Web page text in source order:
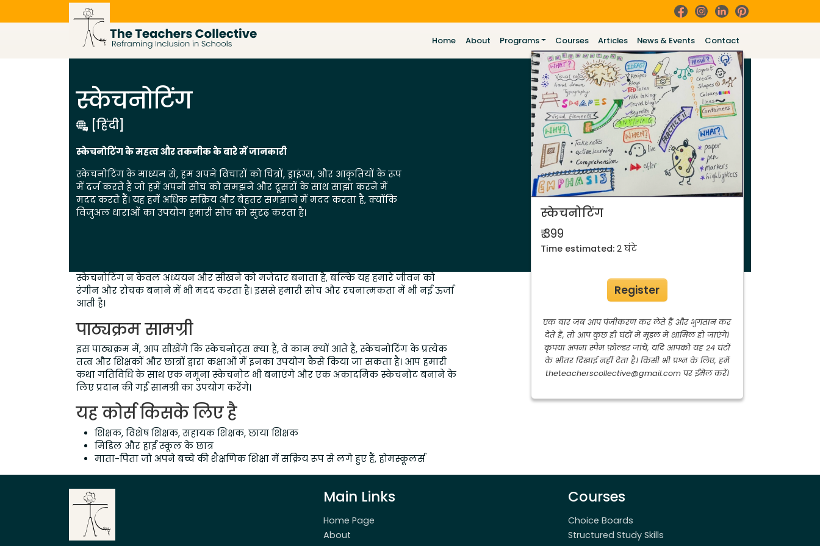
Home About Programs Courses Articles News & Events Contact
स्केचनोटिंग
[हिंदी]
स्केचनोटिंग के महत्व और तकनीक के बारे में जानकारी
स्केचनोटिंग के माध्यम से, हम अपने विचारों को चित्रों, ड्राइंग्स, और आकृतियों के रूप
में दर्ज करते हैं जो हमें अपनी सोच को समझने और दूसरों के साथ साझा करने में
मदद करते हैं। यह हमें अधिक सक्रिय और बेहतर समझाने में मदद करता है, क्योंकि
विजुअल धाराओं का उपयोग हमारी सोच को सुदृढ़ करता है।
स्केचनोटिंग
₹ 399
Time estimated:2 घंटे
Register
एक बार जब आप पंजीकरण कर लेते हैं और भुगतान कर
देते हैं, तो आप कुछ ही घंटों में मूडल में शामिल हो जाएंगे।
कृपया अपना स्पैम फ़ोल्डर जांचें, यदि आपको यह 24 घंटों
के भीतर दिखाई नहीं देता है। किसी भी प्रश्न के लिए, हमें
theteacherscollective@gmail.com पर ईमेल करें।
स्केचनोटिंग न केवल अध्ययन और सीखने को मजेदार बनाता है, बल्कि यह हमारे जीवन को
रंगीन और रोचक बनाने में भी मदद करता है। इससे हमारी सोच और रचनात्मकता में भी नई ऊर्जा
आती है।
पाठ्यक्रम सामग्री
इस पाठ्यक्रम में, आप सीखेंगे कि स्केचनोट्स क्या हैं, वे काम क्यों आते हैं, स्केचनोटिंग के प्रत्येक
तत्व और शिक्षकों और छात्रों द्वारा कक्षाओं में इनका उपयोग कैसे किया जा सकता है। आप हमारी
कथा गतिविधि के साथ एक नमूना स्केचनोट भी बनाएंगे और एक अकादमिक स्केचनोट बनाने के
लिए प्रदान की गई सामग्री का उपयोग करेंगे।
यह कोर्स किसके लिए है
शिक्षक, विशेष शिक्षक, सहायक शिक्षक, छाया शिक्षक
मिडिल और हाई स्कूल के छात्र
माता-पिता जो अपने बच्चे की शैक्षणिक शिक्षा में सक्रिय रूप से लगे हुए हैं, होमस्कूलर्स
Main Links
Home Page
About
Courses
Choice Boards
Structured Study Skills